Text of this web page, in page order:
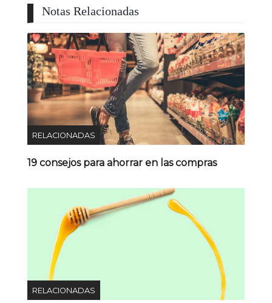
Notas Relacionadas
RELACIONADAS
19 consejos para ahorrar en las compras
RELACIONADAS